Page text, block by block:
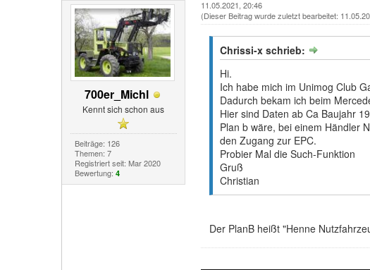
700er_Michl
Kennt sich schon aus
Beiträge: 126
Themen: 7
Registriert seit: Mar 2020
Bewertung: 4
11.05.2021, 20:46
(Dieser Beitrag wurde zuletzt bearbeitet:
Chrissi-x schrieb:
Hi.
Ich habe mich im Unimog Club
Dadurch bekam ich beim
Hier sind Daten ab Ca Baujahr
Plan b wäre, bei einem Händler
den Zugang zur EPC.
Probier Mal die Such-Funktion
Gruß
Christian
Der PlanB heißt "Henne